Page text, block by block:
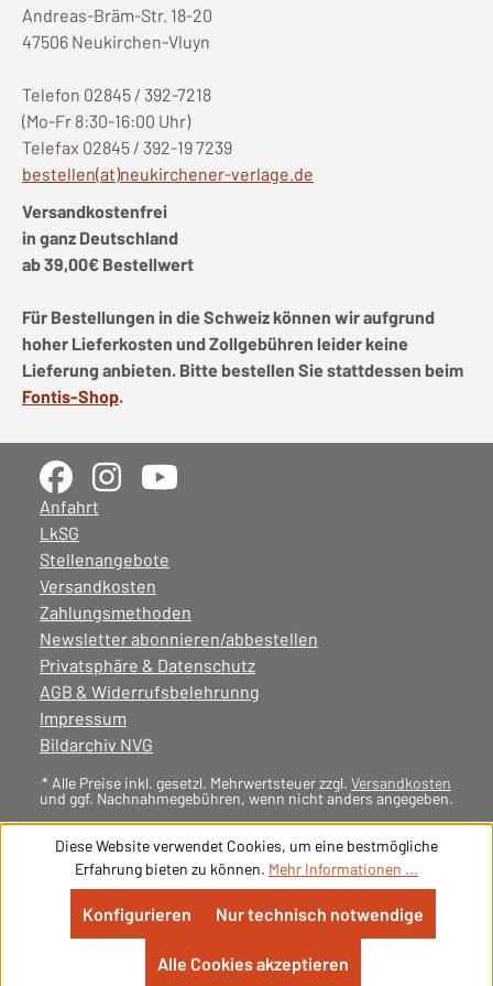
Andreas-Bräm-Str. 18-20
47506 Neukirchen-Vluyn
Telefon 02845 / 392-7218
(Mo-Fr 8:30-16:00 Uhr)
Telefax 02845 / 392-19 7239
bestellen(at)neukirchener-verlage.de
Versandkostenfrei
in ganz Deutschland
ab 39,00€ Bestellwert
Für Bestellungen in die Schweiz können wir aufgrund
hoher Lieferkosten und Zollgebühren leider keine
Lieferung anbieten. Bitte bestellen Sie stattdessen beim
Fontis-Shop.
Anfahrt
LkSG
Stellenangebote
Versandkosten
Zahlungsmethoden
Newsletter abonnieren/abbestellen
Privatsphäre & Datenschutz
AGB & Widerrufsbelehrunng
Impressum
Bildarchiv NVG
* Alle Preise inkl. gesetzl. Mehrwertsteuer zzgl. Versandkosten
und ggf. Nachnahmegebühren, wenn nicht anders angegeben.
Diese Website verwendet Cookies, um eine bestmögliche
Erfahrung bieten zu können. Mehr Informationen ...
Nur technisch notwendige
Konfigurieren
Alle Cookies akzeptieren